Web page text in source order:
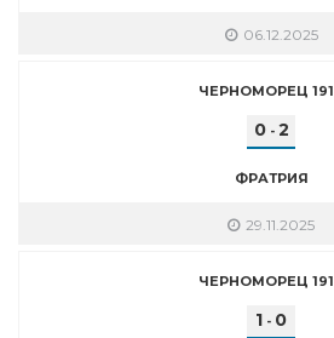
06.12.2025
ЧЕРНОМОРЕЦ
0- 2
ФРАТРИЯ
29.11.2025
ЧЕРНОМОРЕЦ
1 - 0